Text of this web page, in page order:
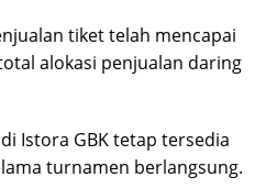
tiket telah mencapai
alokasi penjualan daring
Istora GBK tetap tersedia
turnamen berlangsung.